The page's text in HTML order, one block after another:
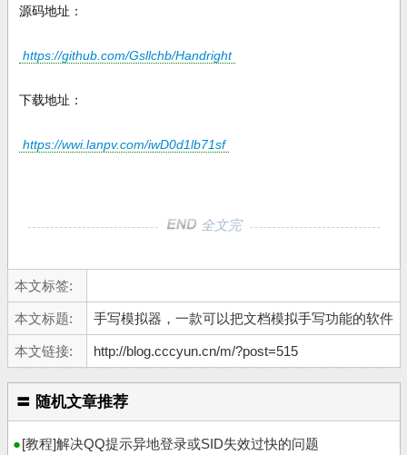
源码地址：
https://github.com/Gsllchb/Handright
下载地址：
https://wwi.lanpv.com/iwD0d1lb71sf
全文完
本文标签:
本文标题: 手写模拟器，一款可以把文档模拟手写功能的软件
本文链接: http://blog.cccyun.cn/m/?post=515
〓 随机文章推荐
[教程]解决QQ提示异地登录或SID失效过快的问题